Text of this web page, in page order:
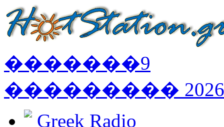
�������9
��������� 2026
Greek Radio